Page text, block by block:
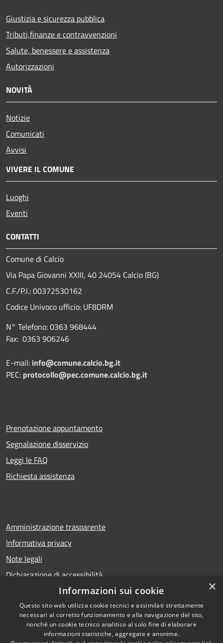
Giustizia e sicurezza pubblica
Tributi,finanze e contravvenzioni
Salute, benessere e assistenza
Autorizzazioni
NOVITÀ
Notizie
Comunicati
Avvisi
VIVERE IL COMUNE
Luoghi
Eventi
CONTATTI
Comune di Calcio
Via Papa Giovanni XXIII, 40 24054 Calcio (BG)
C.F./P.I.: 00372530162
Codice Univoco ufficio: UF8DRM
N° Telefono: 0363 968444
Fax: 0363 906246
E-mail: info@comune.calcio.bg.it
PEC: protocollo@pec.comune.calcio.bg.it
Prenotazione appuntamento
Segnalazione disservizio
Leggi le FAQ
Richiesta assistenza
Amministrazione trasparente
Informativa privacy
Note legali
Dichiarazione di accessibilità
RSS
Accessibilità
Copyright © 2026 • Comune di
Calcio • Powered by
×
Informazioni sui cookie
Questo sito web utilizza cookie tecnici e assimilati strettamente
necessari al corretto funzionamento e alla navigazione del sito,
nonché un cookie tecnico analitico al solo fine di elaborare
informazioni statistiche, aggregate e anonime.